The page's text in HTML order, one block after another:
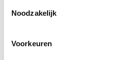
Noodzakelijk
Voorkeuren
navigation